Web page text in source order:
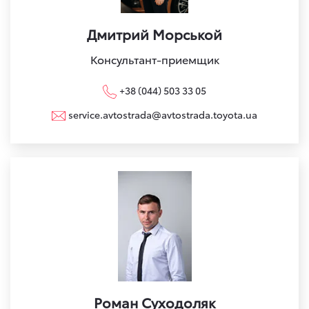
Дмитрий Морськой
Консультант-приемщик
+38 (044) 503 33 05
service.avtostrada@avtostrada.toyota.ua
Роман Суходоляк